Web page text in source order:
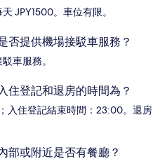
JPY1500。車位有限。
否提供機場接駁車服務？
車服務。
住登記和退房的時間為？
入住登記結束時間：23:00。退房
部或附近是否有餐廳？